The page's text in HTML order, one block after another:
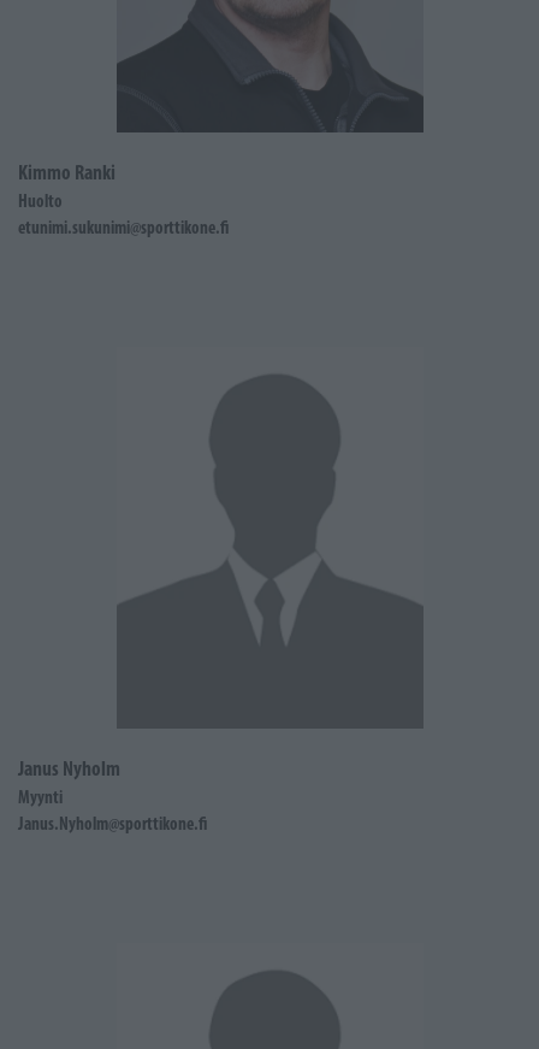
Kimmo Ranki
Huolto
etunimi.sukunimi@sporttikone.fi
Janus Nyholm
Myynti
Janus.Nyholm@sporttikone.fi